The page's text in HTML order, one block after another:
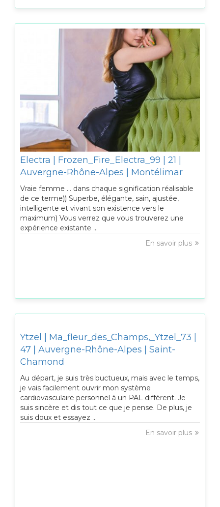
Electra | Frozen_Fire_Electra_99 | 21 |
Auvergne-Rhône-Alpes | Montélimar
Vraie femme … dans chaque signification réalisable
de ce terme)) Superbe, élégante, sain, ajustée,
intelligente et vivant son existence vers le
maximum) Vous verrez que vous trouverez une
expérience existante ...
En savoir plus
Ytzel | Ma_fleur_des_Champs,_Ytzel_73 |
47 | Auvergne-Rhône-Alpes | Saint-
Chamond
Au départ, je suis très buctueux, mais avec le temps,
je vais facilement ouvrir mon système
cardiovasculaire personnel à un PAL différent. Je
suis sincère et dis tout ce que je pense. De plus, je
suis doux et essayez ...
En savoir plus